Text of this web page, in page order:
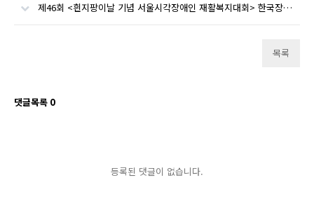
제46회 <흰지팡이날 기념 서울시각장애인 재활복지대회> 한국장애인소비자연합 부스 운영 안내
목록
댓글목록 0
등록된 댓글이 없습니다.